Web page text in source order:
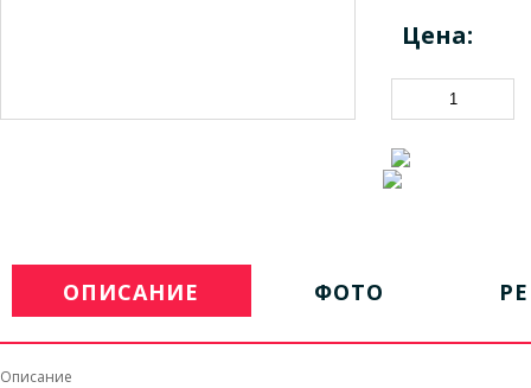
Цена:
ОПИСАНИЕ ФОТО
Описание